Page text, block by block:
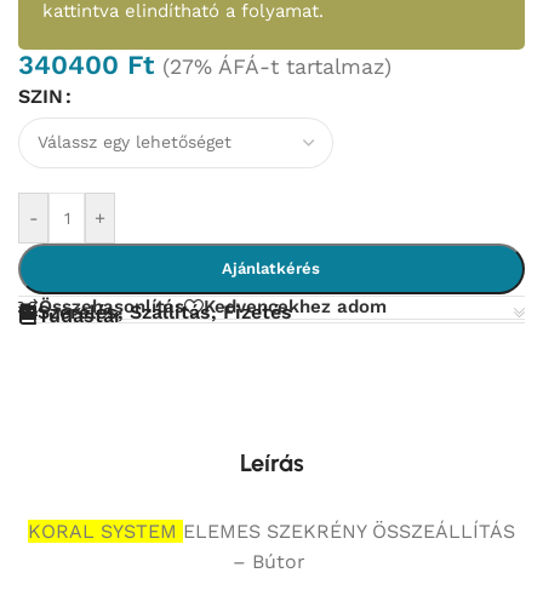
kattintva elindítható a folyamat.
340400 Ft (27% ÁFÁ-t tartalmaz)
SZIN
- +
Ajánlatkérés
Összehasonlítás Kedvencekhez adom
Szerelés, Szállítás, Fizetés
Tudástár
Leírás
KORAL SYSTEM ELEMES SZEKRÉNY ÖSSZEÁLLÍTÁS
– Bútor